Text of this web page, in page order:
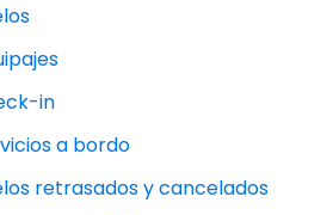
in
a bordo
retrasados y cancelados